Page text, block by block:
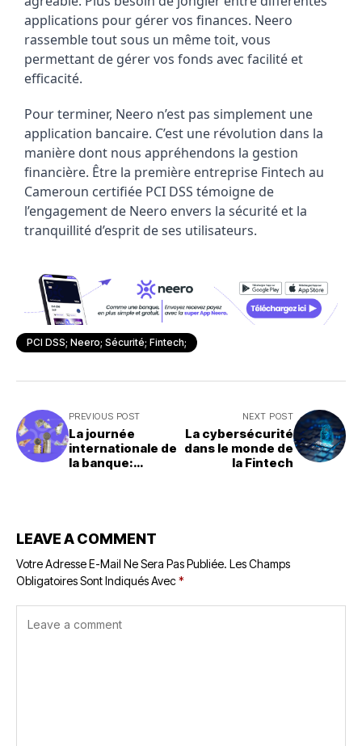
applications pour gérer vos finances. Neero
rassemble tout sous un même toit, vous
permettant de gérer vos fonds avec facilité et
efficacité.
Pour terminer, Neero n’est pas simplement une
application bancaire. C’est une révolution dans la
manière dont nous appréhendons la gestion
financière. Être la première entreprise Fintech au
Cameroun certifiée PCI DSS témoigne de
l’engagement de Neero envers la sécurité et la
tranquillité d’esprit de ses utilisateurs.
PCI DSS; Neero; Sécurité; Fintech;
PREVIOUS POST
La journée
internationale de
la banque:
NEXT POST
La cybersécurité
dans le monde de
la Fintech
LEAVE A COMMENT
Votre Adresse E-Mail Ne Sera Pas Publiée. Les Champs
Obligatoires Sont Indiqués Avec*